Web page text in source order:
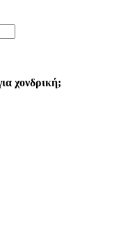
χονδρική;